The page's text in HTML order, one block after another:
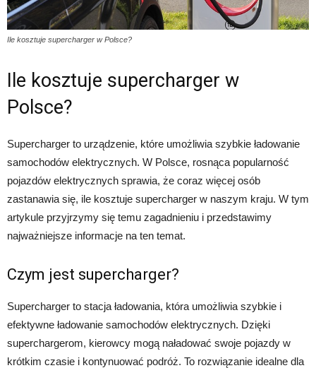
Ile kosztuje supercharger w Polsce?
Ile kosztuje supercharger w
Polsce?
Supercharger to urządzenie, które umożliwia szybkie ładowanie
samochodów elektrycznych. W Polsce, rosnąca popularność
pojazdów elektrycznych sprawia, że coraz więcej osób
zastanawia się, ile kosztuje supercharger w naszym kraju. W tym
artykule przyjrzymy się temu zagadnieniu i przedstawimy
najważniejsze informacje na ten temat.
Czym jest supercharger?
Supercharger to stacja ładowania, która umożliwia szybkie i
efektywne ładowanie samochodów elektrycznych. Dzięki
superchargerom, kierowcy mogą naładować swoje pojazdy w
krótkim czasie i kontynuować podróż. To rozwiązanie idealne dla